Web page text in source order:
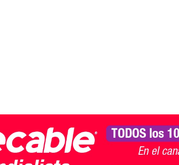
sufrió para derrotar al Verdes de Belice